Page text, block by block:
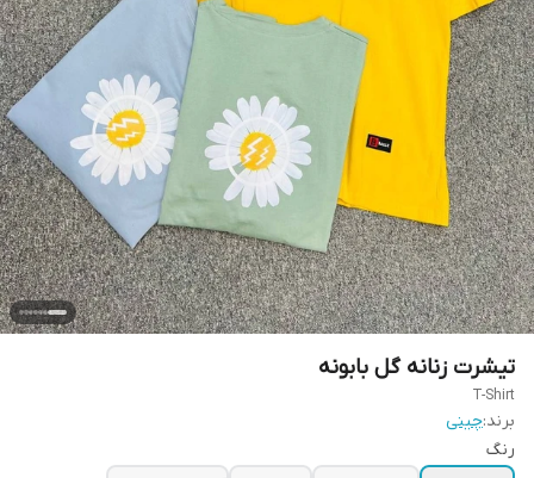
تیشرت زنانه گل بابونه
T-Shirt
برند:چینی
رنگ